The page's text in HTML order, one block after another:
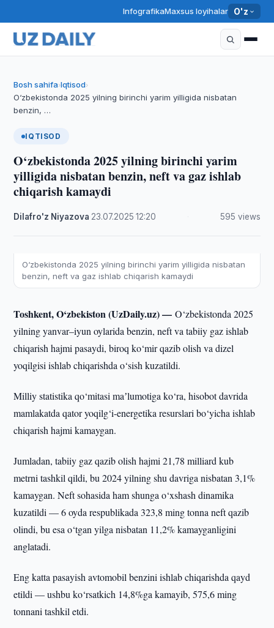
InfografikaMaxsus loyihalar O'z
Bosh sahifa›Iqtisod›
O‘zbekistonda 2025 yilning birinchi yarim yilligida nisbatan
benzin, …
IQTISOD
O‘zbekistonda 2025 yilning birinchi yarim
yilligida nisbatan benzin, neft va gaz ishlab
chiqarish kamaydi
Dilafro'z Niyazova 23.07.2025 ·12:20 595 views
O‘zbekistonda 2025 yilning birinchi yarim yilligida nisbatan
benzin, neft va gaz ishlab chiqarish kamaydi
Toshkent, O‘zbekiston (UzDaily.uz) —O‘zbekistonda 2025
yilning yanvar–iyun oylarida benzin, neft va tabiiy gaz ishlab
chiqarish hajmi pasaydi, biroq ko‘mir qazib olish va dizel
yoqilgisi ishlab chiqarishda o‘sish kuzatildi.
Milliy statistika qo‘mitasi maʼlumotiga ko‘ra, hisobot davrida
mamlakatda qator yoqilg‘i-energetika resurslari bo‘yicha ishlab
chiqarish hajmi kamaygan.
Jumladan, tabiiy gaz qazib olish hajmi 21,78 milliard kub
metrni tashkil qildi, bu 2024 yilning shu davriga nisbatan 3,1%
kamaygan. Neft sohasida ham shunga o‘xshash dinamika
kuzatildi — 6 oyda respublikada 323,8 ming tonna neft qazib
olindi, bu esa o‘tgan yilga nisbatan 11,2% kamayganligini
anglatadi.
Eng katta pasayish avtomobil benzini ishlab chiqarishda qayd
etildi — ushbu ko‘rsatkich 14,8%ga kamayib, 575,6 ming
tonnani tashkil etdi.